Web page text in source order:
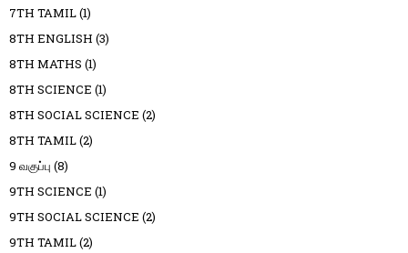
7TH TAMIL(1)
8TH ENGLISH (3)
8TH MATHS (1)
8TH SCIENCE (1)
8TH SOCIAL SCIENCE (2)
8TH TAMIL(2)
9 வகுப்பு (8)
9TH SCIENCE (1)
9TH SOCIAL SCIENCE (2)
9TH TAMIL(2)